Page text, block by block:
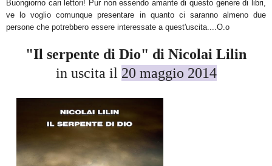
Buongiorno cari lettori! Pur non essendo amante di questo genere di libri,
ve lo voglio comunque presentare in quanto ci saranno almeno due
persone che potrebbero essere interessate a quest'uscita....O.o
"Il serpente di Dio" di Nicolai Lilin
in uscita il 20 maggio 2014